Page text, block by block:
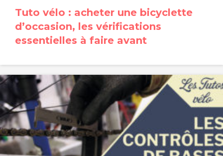
Tuto vélo : acheter une bicyclette
d’occasion, les vérifications
essentielles à faire avant